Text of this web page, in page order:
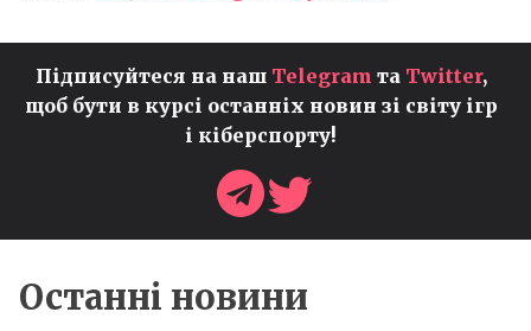
Підписуйтеся на наш Telegram та Twitter,
щоб бути в курсі останніх новин зі світу ігр
і кіберспорту!
Останні новини